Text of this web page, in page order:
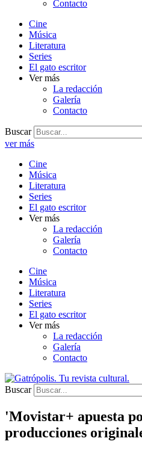
Contacto
Cine
Música
Literatura
Series
El gato escritor
Ver más
La redacción
Galería
Contacto
Buscar
ver más
Cine
Música
Literatura
Series
El gato escritor
Ver más
La redacción
Galería
Contacto
Cine
Música
Literatura
Series
El gato escritor
Ver más
La redacción
Galería
Contacto
Buscar
'Movistar+ apuesta
producciones